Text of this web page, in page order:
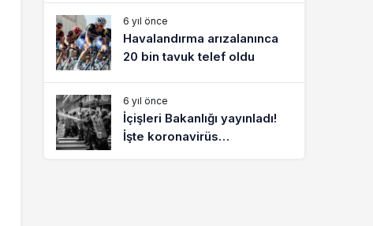
6 yıl önce
Havalandırma arızalanınca
20 bin tavuk telef oldu
6 yıl önce
İçişleri Bakanlığı yayınladı!
İşte koronavirüs